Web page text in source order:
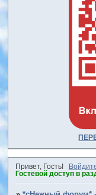
Привет, Гость!
Гостевой доступ в